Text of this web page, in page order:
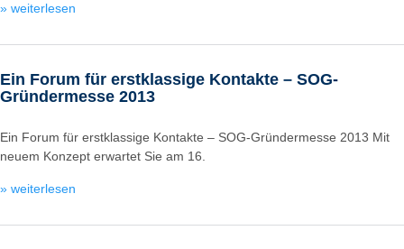
» weiterlesen
Ein Forum für erstklassige Kontakte – SOG-
Gründermesse 2013
Ein Forum für erstklassige Kontakte – SOG-Gründermesse 2013 Mit
neuem Konzept erwartet Sie am 16.
» weiterlesen